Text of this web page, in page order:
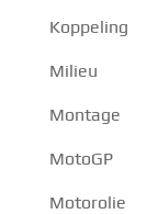
Koppeling
Milieu
Montage
MotoGP
Motorolie